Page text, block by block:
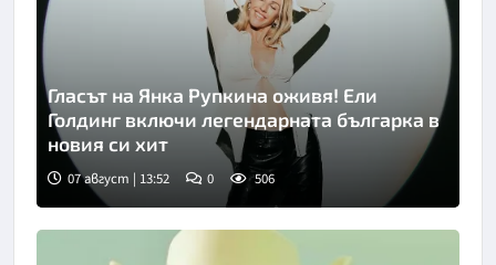
Гласът на Янка Рупкина оживя! Ели
Голдинг включи легендарната българка в
новия си хит
07 август | 13:52 0 506